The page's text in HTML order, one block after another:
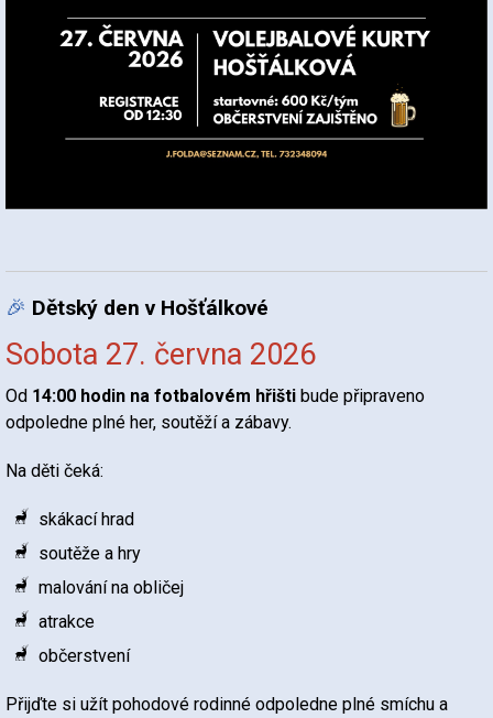
🎉 Dětský den v Hošťálkové
Sobota 27. června 2026
Od 14:00 hodin na fotbalovém hřišti bude připraveno
odpoledne plné her, soutěží a zábavy.
Na děti čeká:
skákací hrad
soutěže a hry
malování na obličej
atrakce
občerstvení
Přijďte si užít pohodové rodinné odpoledne plné smíchu a